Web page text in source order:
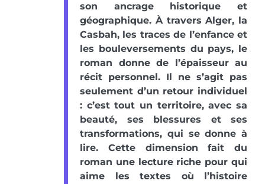
son ancrage historique et
géographique. À travers Alger, la
Casbah, les traces de l’enfance et
les bouleversements du pays, le
roman donne de l’épaisseur au
récit personnel. Il ne s’agit pas
seulement d’un retour individuel
: c’est tout un territoire, avec sa
beauté, ses blessures et ses
transformations, qui se donne à
lire. Cette dimension fait du
roman une lecture riche pour qui
aime les textes où l’histoire